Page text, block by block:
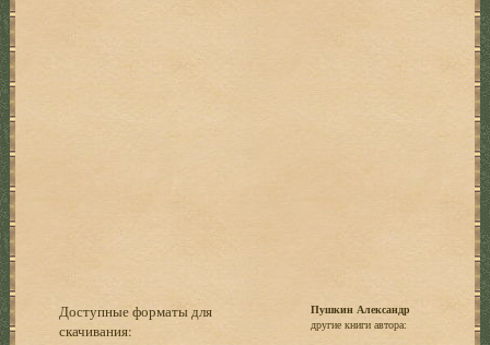
Доступные форматы для
скачивания:
Пушкин Александр
другие книги автора: